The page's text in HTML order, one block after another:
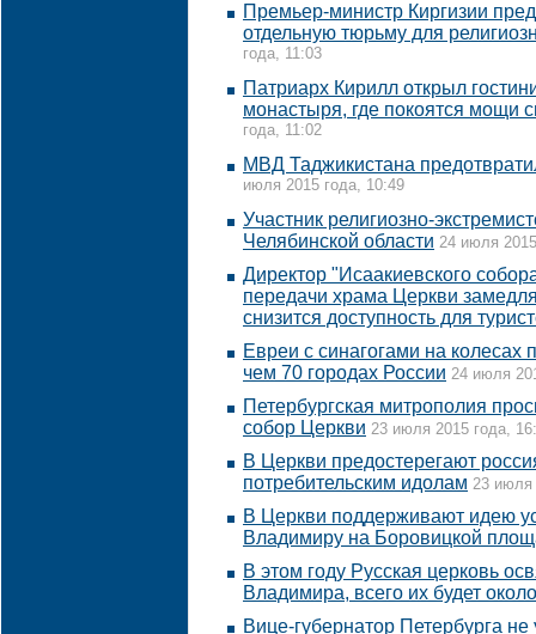
Премьер-министр Киргизии
отдельную тюрьму для
года, 11:03
Патриарх Кирилл открыл
монастыря, где покоятся мощи
года, 11:02
МВД Таджикистана
июля 2015 года, 10:49
Участник религиозно-
Челябинской области 24 июля
Директор "Исаакиевского
передачи храма Церкви
снизится доступность для
Евреи с синагогами на колесах
чем 70 городах России 24 июля
Петербургская митрополия
собор Церкви 23 июля 2015 года,
В Церкви предостерегают
потребительским идолам 23 июля
В Церкви поддерживают идею
Владимиру на Боровицкой
В этом году Русская церковь
Владимира, всего их будет
Вице-губернатор Петербурга